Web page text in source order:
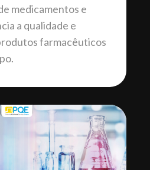
medicamentos e
a qualidade e
farmacêuticos